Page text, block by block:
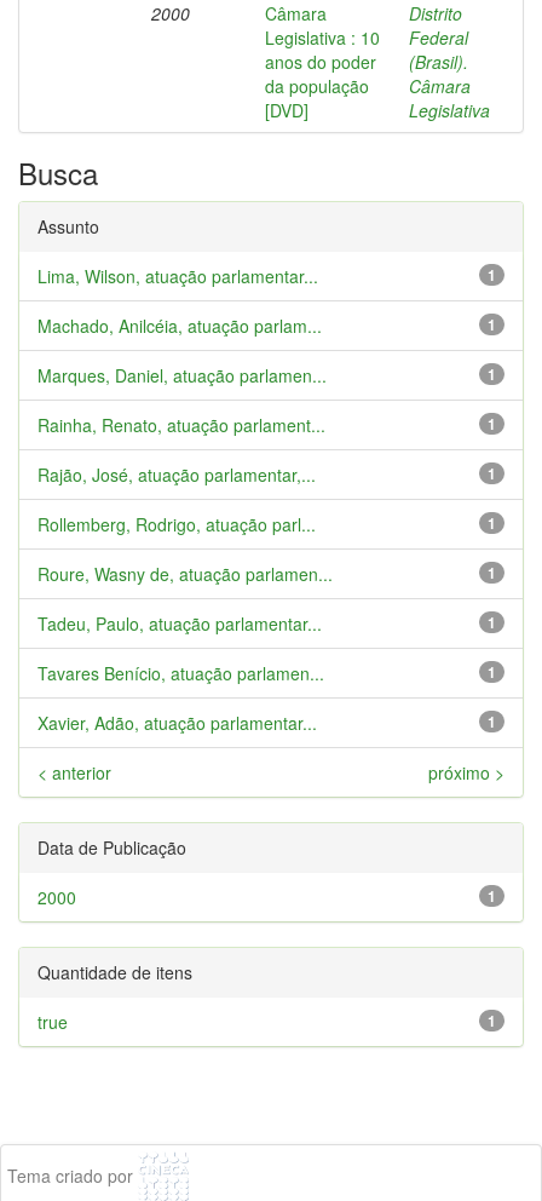
2000
Câmara
Legislativa : 10
anos do poder
da população
[DVD]
Distrito
Federal
(Brasil).
Câmara
Legislativa
Busca
Assunto
1
Lima, Wilson, atuação parlamentar...
1
Machado, Anilcéia, atuação parlam...
1
Marques, Daniel, atuação parlamen...
1
Rainha, Renato, atuação parlament...
1
Rajão, José, atuação parlamentar,...
1
Rollemberg, Rodrigo, atuação parl...
1
Roure, Wasny de, atuação parlamen...
1
Tadeu, Paulo, atuação parlamentar...
1
Tavares Benício, atuação parlamen...
1
Xavier, Adão, atuação parlamentar...
< anterior próximo >
Data de Publicação
1
2000
Quantidade de itens
1
true
Tema criado por